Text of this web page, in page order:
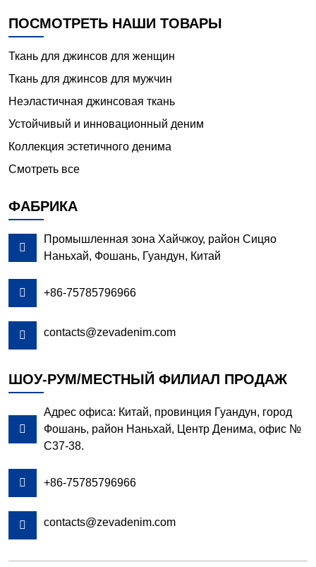
ПОСМОТРЕТЬ НАШИ ТОВАРЫ
Ткань для джинсов для женщин
Ткань для джинсов для мужчин
Неэластичная джинсовая ткань
Устойчивый и инновационный деним
Коллекция эстетичного денима
Смотреть все
ФАБРИКА

Промышленная зона Хайчжоу, район Сицяо
Наньхай, Фошань, Гуандун, Китай
 +86-75785796966
 contacts@zevadenim.com
ШОУ-РУМ/МЕСТНЫЙ ФИЛИАЛ ПРОДАЖ

Адрес офиса: Китай, провинция Гуандун, город
Фошань, район Наньхай, Центр Денима, офис №
C37-38.
 +86-75785796966
 contacts@zevadenim.com